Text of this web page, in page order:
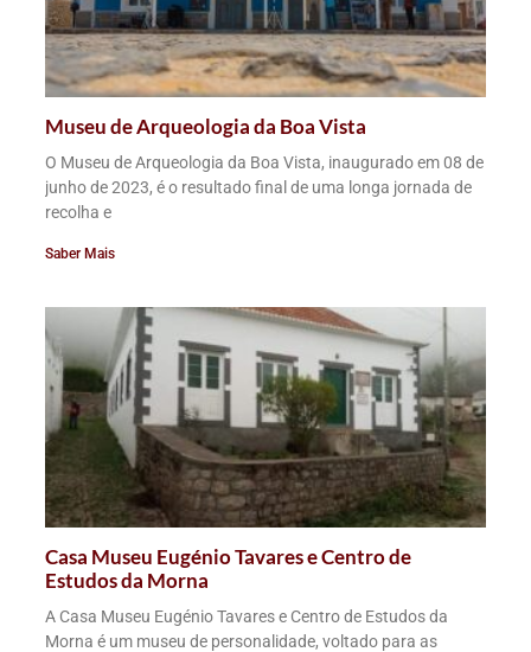
Museu de Arqueologia da Boa Vista
O Museu de Arqueologia da Boa Vista, inaugurado em 08 de
junho de 2023, é o resultado final de uma longa jornada de
recolha e
Saber Mais
Casa Museu Eugénio Tavares e Centro de
Estudos da Morna
A Casa Museu Eugénio Tavares e Centro de Estudos da
Morna é um museu de personalidade, voltado para as